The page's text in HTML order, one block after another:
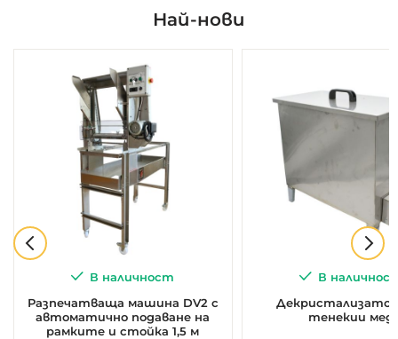
Най-нови
В наличност
Разпечатваща машина DV2 с
автоматично подаване на
рамките и стойка 1,5 м
В
Декристализатор
тенекии мед